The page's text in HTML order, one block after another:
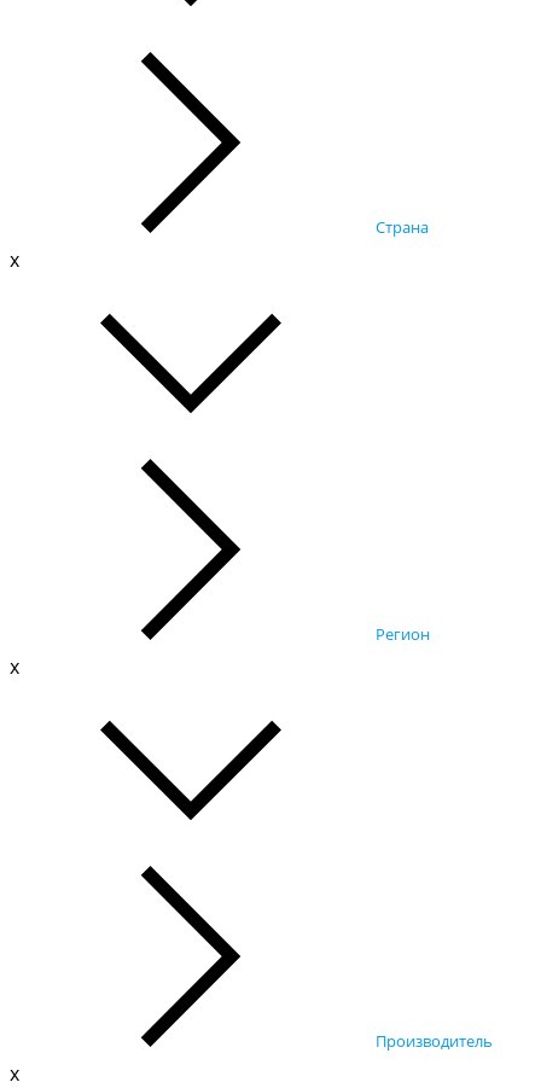
Страна
x
Регион
x
Производитель
x